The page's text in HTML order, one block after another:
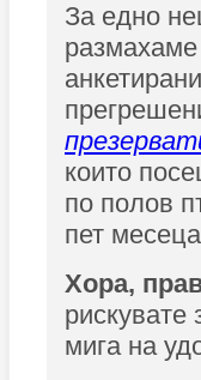
За едно
които
по полов
пет
Хора,
рискувате
мига на